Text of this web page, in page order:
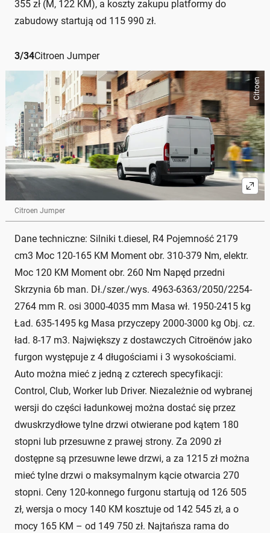
355 zł (M, 122 KM), a koszty zakupu platformy do
zabudowy startują od 115 990 zł.
3/34Citroen Jumper
Citroen
Citroen Jumper
Dane techniczne: Silniki t.diesel, R4 Pojemność 2179
cm3 Moc 120-165 KM Moment obr. 310-379 Nm, elektr.
Moc 120 KM Moment obr. 260 Nm Napęd przedni
Skrzynia 6b man. Dł./szer./wys. 4963-6363/2050/2254-
2764 mm R. osi 3000-4035 mm Masa wł. 1950-2415 kg
Ład. 635-1495 kg Masa przyczepy 2000-3000 kg Obj. cz.
ład. 8-17 m3. Największy z dostawczych Citroënów jako
furgon występuje z 4 długościami i 3 wysokościami.
Auto można mieć z jedną z czterech specyfikacji:
Control, Club, Worker lub Driver. Niezależnie od wybranej
wersji do części ładunkowej można dostać się przez
dwuskrzydłowe tylne drzwi otwierane pod kątem 180
stopni lub przesuwne z prawej strony. Za 2090 zł
dostępne są przesuwne lewe drzwi, a za 1215 zł można
mieć tylne drzwi o maksymalnym kącie otwarcia 270
stopni. Ceny 120-konnego furgonu startują od 126 505
zł, wersja o mocy 140 KM kosztuje od 142 545 zł, a o
mocy 165 KM – od 149 750 zł. Najtańsza rama do